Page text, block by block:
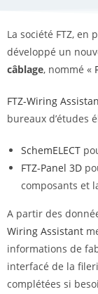
La société FTZ, en
développé un
câblage, nommé «
FTZ-Wiring
bureaux d’études
SchemELECT
FTZ-Panel 3D
composants et
A partir des
Wiring Assistant
informations de
interfacé de la
complétées si